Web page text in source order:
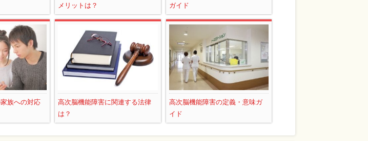
メリットは？
ガイド
族への対応
高次脳機能障害に関連する法律
は？
高次脳機能障害の定義・意味ガ
イド